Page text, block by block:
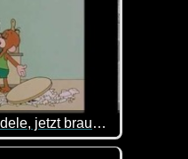
Äffle und Pferdle - Sodele, jetzt brauchsch nimme abspühla
heißt das übersetzt: